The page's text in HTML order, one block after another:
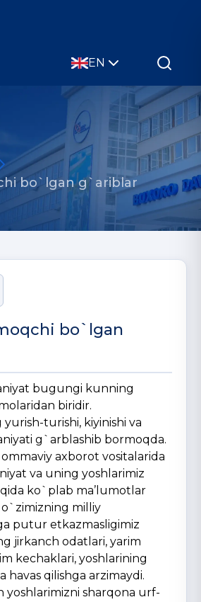
EN
bo`lgan g`ariblar
bo`lgan
bugungi kunning
biridir.
yurish-turishi, kiyinishi va
g`arblashib bormoqda.
axborot vositalarida
va uning yoshlarimiz
ko`plab ma’lumotlar
milliy
putur etkazmasligimiz
jirkanch odatlari, yarim
kechaklari, yoshlarining
qilishga arzimaydi.
sharqona urf-